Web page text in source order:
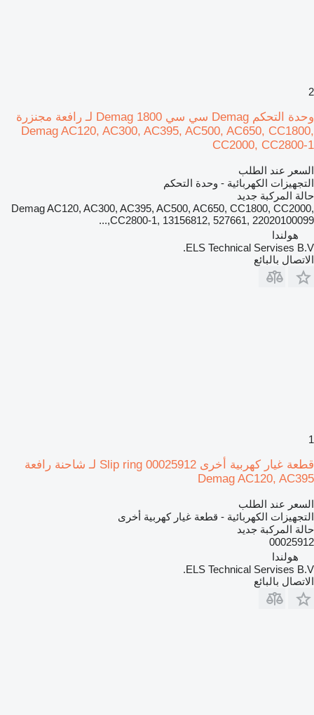
2
وحدة التحكم Demag سي سي 1800 Demag لـ رافعة مجنزرة
Demag AC120, AC300, AC395, AC500, AC650, CC1800,
CC2000, CC2800-1
السعر عند الطلب
التجهيزات الكهربائية - وحدة التحكم
حالة المركبة جديد
Demag AC120, AC300, AC395, AC500, AC650, CC1800, CC2000,
CC2800-1, 13156812, 527661, 22020100099,...
هولندا
ELS Technical Servises B.V.
الاتصال بالبائع
1
قطعة غيار كهربية أخرى Slip ring 00025912 لـ شاحنة رافعة
Demag AC120, AC395
السعر عند الطلب
التجهيزات الكهربائية - قطعة غيار كهربية أخرى
حالة المركبة جديد
00025912
هولندا
ELS Technical Servises B.V.
الاتصال بالبائع